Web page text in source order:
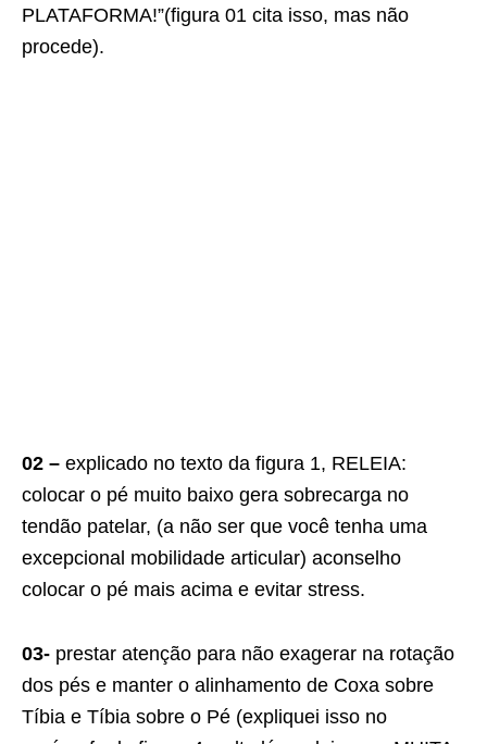
PLATAFORMA!”(figura 01 cita isso, mas não
procede).
02 – explicado no texto da figura 1, RELEIA:
colocar o pé muito baixo gera sobrecarga no
tendão patelar, (a não ser que você tenha uma
excepcional mobilidade articular) aconselho
colocar o pé mais acima e evitar stress.
03- prestar atenção para não exagerar na rotação
dos pés e manter o alinhamento de Coxa sobre
Tíbia e Tíbia sobre o Pé (expliquei isso no